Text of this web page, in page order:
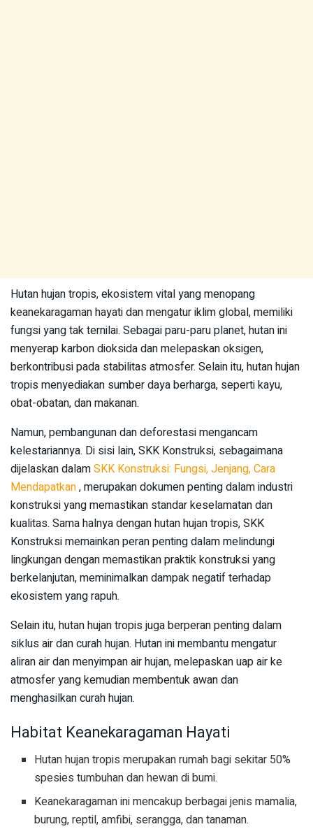
Hutan hujan tropis, ekosistem vital yang menopang
keanekaragaman hayati dan mengatur iklim global, memiliki
fungsi yang tak ternilai. Sebagai paru-paru planet, hutan ini
menyerap karbon dioksida dan melepaskan oksigen,
berkontribusi pada stabilitas atmosfer. Selain itu, hutan hujan
tropis menyediakan sumber daya berharga, seperti kayu,
obat-obatan, dan makanan.
Namun, pembangunan dan deforestasi mengancam
kelestariannya. Di sisi lain, SKK Konstruksi, sebagaimana
dijelaskan dalamSKK Konstruksi: Fungsi, Jenjang, Cara
Mendapatkan, merupakan dokumen penting dalam industri
konstruksi yang memastikan standar keselamatan dan
kualitas. Sama halnya dengan hutan hujan tropis, SKK
Konstruksi memainkan peran penting dalam melindungi
lingkungan dengan memastikan praktik konstruksi yang
berkelanjutan, meminimalkan dampak negatif terhadap
ekosistem yang rapuh.
Selain itu, hutan hujan tropis juga berperan penting dalam
siklus air dan curah hujan. Hutan ini membantu mengatur
aliran air dan menyimpan air hujan, melepaskan uap air ke
atmosfer yang kemudian membentuk awan dan
menghasilkan curah hujan.
Habitat Keanekaragaman Hayati
Hutan hujan tropis merupakan rumah bagi sekitar 50%
spesies tumbuhan dan hewan di bumi.
Keanekaragaman ini mencakup berbagai jenis mamalia,
burung, reptil, amfibi, serangga, dan tanaman.